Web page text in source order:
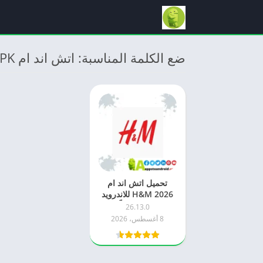
ضع الكلمة المناسبة: اتش اند ام APK
تحميل اتش اند ام
2026 H&M للاندرويد
APK مجاناً
26.13.0
8 أغسطس، 2026